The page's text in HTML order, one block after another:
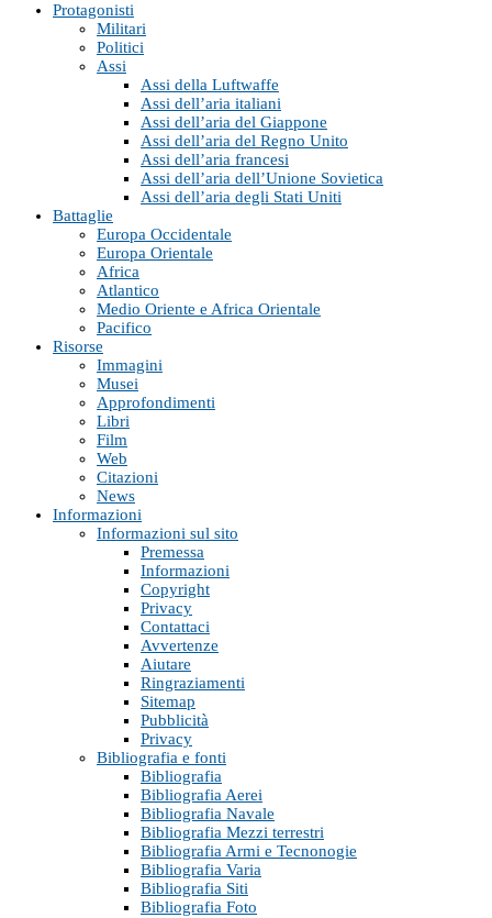
Protagonisti
Militari
Politici
Assi
Assi della Luftwaffe
Assi dell’aria italiani
Assi dell’aria del Giappone
Assi dell’aria del Regno Unito
Assi dell’aria francesi
Assi dell’aria dell’Unione Sovietica
Assi dell’aria degli Stati Uniti
Battaglie
Europa Occidentale
Europa Orientale
Africa
Atlantico
Medio Oriente e Africa Orientale
Pacifico
Risorse
Immagini
Musei
Approfondimenti
Libri
Film
Web
Citazioni
News
Informazioni
Informazioni sul sito
Premessa
Informazioni
Copyright
Privacy
Contattaci
Avvertenze
Aiutare
Ringraziamenti
Sitemap
Pubblicità
Privacy
Bibliografia e fonti
Bibliografia
Bibliografia Aerei
Bibliografia Navale
Bibliografia Mezzi terrestri
Bibliografia Armi e Tecnonogie
Bibliografia Varia
Bibliografia Siti
Bibliografia Foto